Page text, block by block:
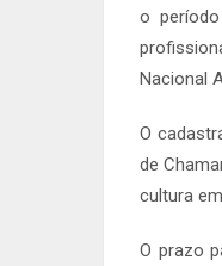
o
Nacional
O
de
cultura
O prazo